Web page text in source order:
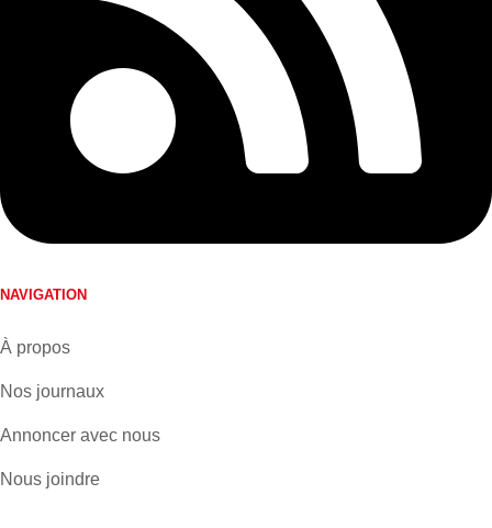
NAVIGATION
À propos
Nos journaux
Annoncer avec nous
Nous joindre